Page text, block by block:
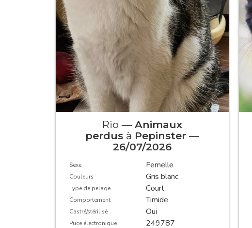
Rio —Animaux
perdus à Pepinster —
26/07/2026
Sexe Femelle
Couleurs Gris blanc
Type de pelage Court
Comportement Timide
Castré/stérilisé Oui
Puce électronique 249787